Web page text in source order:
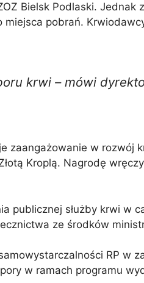
Bielsk Podlaski.
pobrań.
krwi – mówi
zaangażowanie w
Kroplą. Nagrodę
służby krwi w
ze środków
RP w
w ramach programu